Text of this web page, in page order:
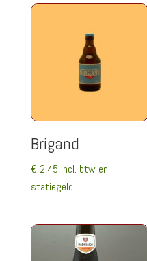
Brigand
€ 2,45 incl. btw en
statiegeld